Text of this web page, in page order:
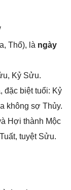
Thổ), là ngày
Kỷ Sửu.
đặc biệt tuổi: Kỷ
khônɡ ѕợ Thủy.
Hợi thành Mộc
tuyệt Sửu.